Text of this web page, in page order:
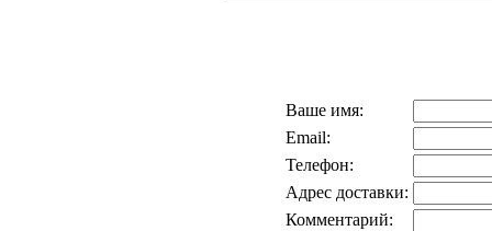
Ваше имя:
Email:
Телефон:
Адрес доставки:
Комментарий: